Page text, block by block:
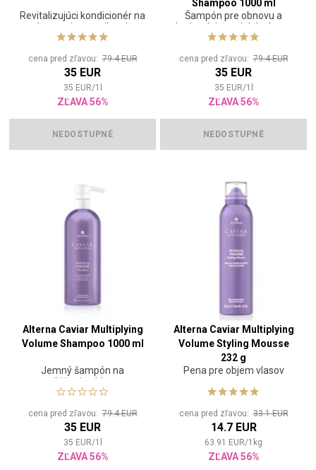
Revitalizujúci kondicionér na
obnovenie a posilnenie
vlasov
cena pred zľavou:79.4 EUR
35 EUR
35 EUR/1
ZĽAVA 56%
NEDOSTUPNÉ
Shampoo 1000 ml
Šampón pre obnovu a
hydratáciu suchých vlasov
cena pred zľavou:79.4 EUR
35 EUR
35 EUR/1
ZĽAVA 56%
NEDOSTUPNÉ
Alterna Caviar Multiplying
Volume Shampoo 1000 ml
Jemný šampón na
zväčšenie objemu
cena pred zľavou:79.4 EUR
35 EUR
35 EUR/1
ZĽAVA 56%
Alterna Caviar Multiplying
Volume Styling Mousse
232 g
Pena pre objem vlasov
cena pred zľavou:33.1 EUR
14.7 EUR
63.91 EUR/1 kg
ZĽAVA 56%